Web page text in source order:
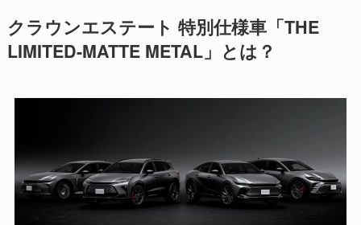
クラウンエステート 特別仕様車「THE
LIMITED-MATTE METAL」とは？